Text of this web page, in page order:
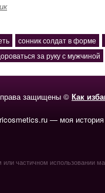
сонник солдат в форме
за руку с мужчиной
защищены © Как
— моя
частичном использовании